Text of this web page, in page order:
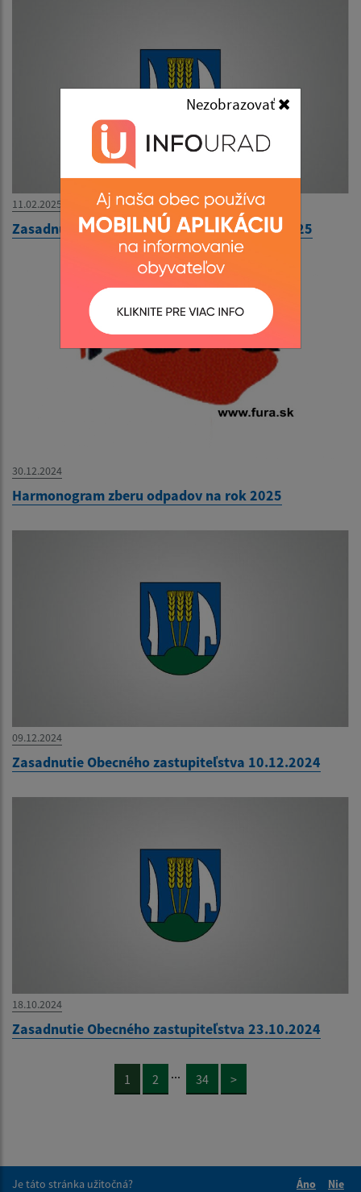
Nezobrazovať
11.02.2025
Zasadnutie Obecného zastupiteľstva 13.2.2025
30.12.2024
Harmonogram zberu odpadov na rok 2025
09.12.2024
Zasadnutie Obecného zastupiteľstva 10.12.2024
18.10.2024
Zasadnutie Obecného zastupiteľstva 23.10.2024
1 2 ... 34 >
Je táto stránka užitočná?
Áno
Nie